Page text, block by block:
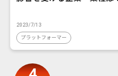
2023/7/13
プラットフォーマー